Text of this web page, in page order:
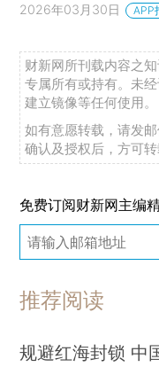
2026年03月30日 APP
财新网所刊载内容之
专属所有或持有。未
建立镜像等任何使用。
如有意愿转载，请发
确认及授权后，方可转
免费订阅财新网主编
推荐阅读
规避红海封锁 中